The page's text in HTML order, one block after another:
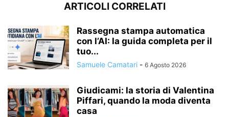
ARTICOLI CORRELATI
Rassegna stampa automatica
con l’AI: la guida completa per il
tuo...
Samuele Camatari - 6 Agosto 2026
Giudicami: la storia di Valentina
Piffari, quando la moda diventa
casa